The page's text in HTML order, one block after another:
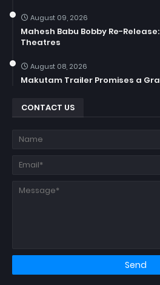
August 09, 2026
Mahesh Babu Bobby Re-
Theatres
August 08, 2026
Makutam Trailer Promises a
CONTACT US